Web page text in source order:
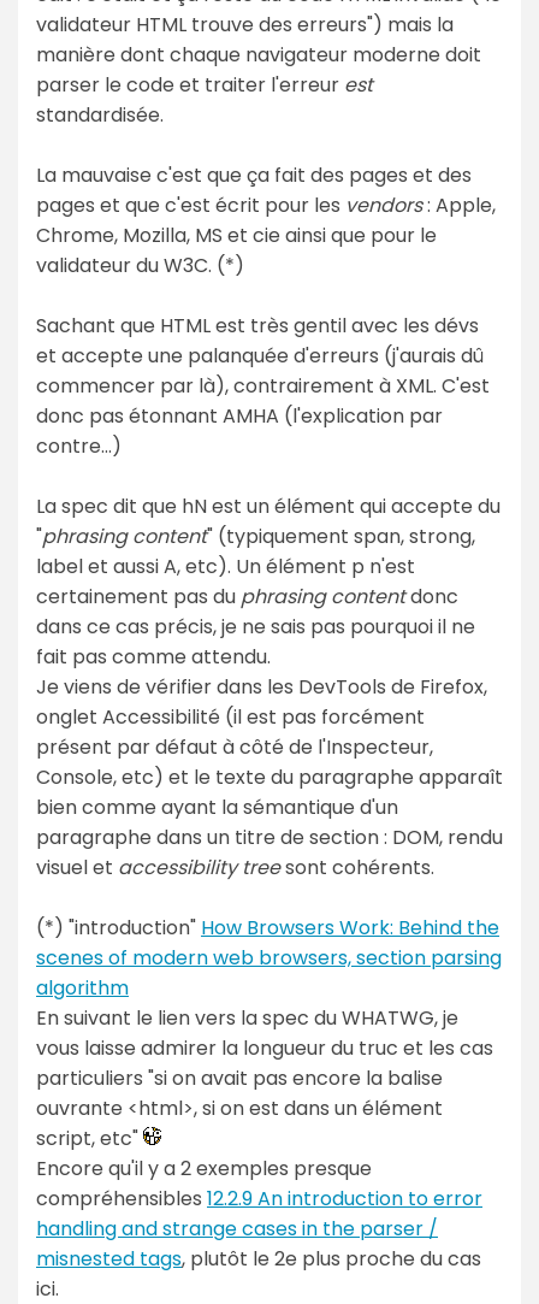
validateur HTML trouve des erreurs") mais la
manière dont chaque navigateur moderne doit
parser le code et traiter l'erreur est
standardisée.
La mauvaise c'est que ça fait des pages et des
pages et que c'est écrit pour les vendors: Apple,
Chrome, Mozilla, MS et cie ainsi que pour le
validateur du W3C. (*)
Sachant que HTML est très gentil avec les dévs
et accepte une palanquée d'erreurs (j'aurais dû
commencer par là), contrairement à XML. C'est
donc pas étonnant AMHA (l'explication par
contre…)
La spec dit que hN est un élément qui accepte du
"phrasing content" (typiquement span, strong,
label et aussi A, etc). Un élément p n'est
certainement pas du phrasing contentdonc
dans ce cas précis, je ne sais pas pourquoi il ne
fait pas comme attendu.
Je viens de vérifier dans les DevTools de Firefox,
onglet Accessibilité (il est pas forcément
présent par défaut à côté de l'Inspecteur,
Console, etc) et le texte du paragraphe apparaît
bien comme ayant la sémantique d'un
paragraphe dans un titre de section : DOM, rendu
visuel et accessibility treesont cohérents.
(*) "introduction" How Browsers Work: Behind the
scenes of modern web browsers, section parsing
algorithm
En suivant le lien vers la spec du WHATWG, je
vous laisse admirer la longueur du truc et les cas
particuliers "si on avait pas encore la balise
ouvrante <html>, si on est dans un élément
script, etc"
Encore qu'il y a 2 exemples presque
compréhensibles 12.2.9 An introduction to error
handling and strange cases in the parser /
misnested tags, plutôt le 2e plus proche du cas
ici.